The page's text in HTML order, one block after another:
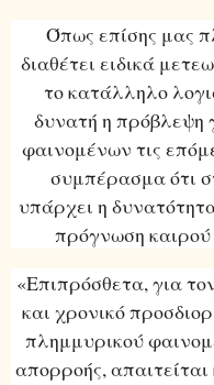
Όπως επίσης μας
διαθέτει ειδικά
το κατάλληλο
δυνατή η πρόβλεψη
φαινομένων τις
συμπέρασμα ότι
υπάρχει η
πρόγνωση
«Επιπρόσθετα, για
και χρονικό
πλημμυρικού
απορροής,